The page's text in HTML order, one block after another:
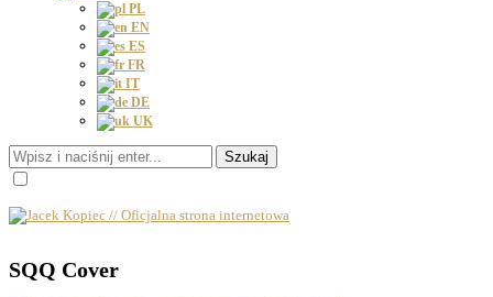
PL
EN
ES
FR
IT
DE
UK
Szukaj
SQQ Cover